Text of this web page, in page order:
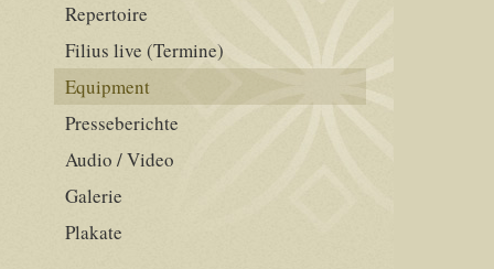
Repertoire
Filius live (Termine)
Equipment
Presseberichte
Audio / Video
Galerie
Plakate